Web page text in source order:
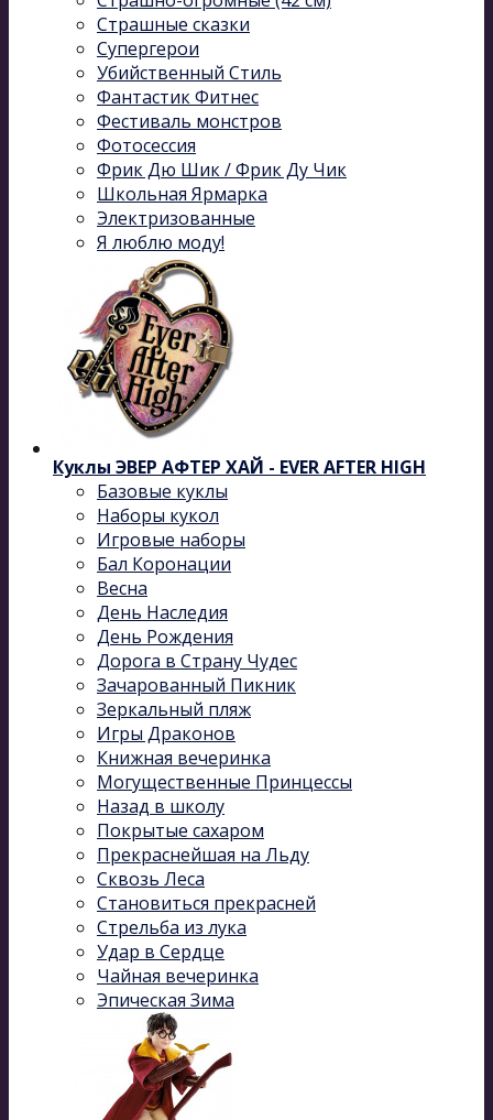
Страшные сказки
Супергерои
Убийственный Стиль
Фантастик Фитнес
Фестиваль монстров
Фотосессия
Фрик Дю Шик / Фрик Ду Чик
Школьная Ярмарка
Электризованные
Я люблю моду!
Куклы ЭВЕР АФТЕР ХАЙ - EVER AFTER HIGH
Базовые куклы
Наборы кукол
Игровые наборы
Бал Коронации
Весна
День Наследия
День Рождения
Дорога в Страну Чудес
Зачарованный Пикник
Зеркальный пляж
Игры Драконов
Книжная вечеринка
Могущественные Принцессы
Назад в школу
Покрытые сахаром
Прекраснейшая на Льду
Сквозь Леса
Становиться прекрасней
Стрельба из лука
Удар в Сердце
Чайная вечеринка
Эпическая Зима